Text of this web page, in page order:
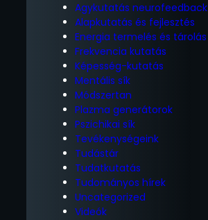
Agykutatás neurofeedback
Alapkutatás és fejlesztés
Energia termelés és tárolás
Frekvencia kutatás
Képesség-kutatás
Mentális sík
Módszertan
Plazma generátorok
Pszichikai sík
Tevékenységeink
Tudástár
Tudatkutatás
Tudományos hírek
Uncategorized
Videók